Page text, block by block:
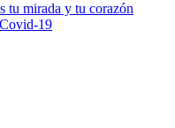
tu mirada y tu corazón
19